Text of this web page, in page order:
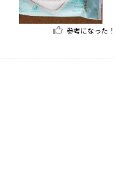
参考になった！